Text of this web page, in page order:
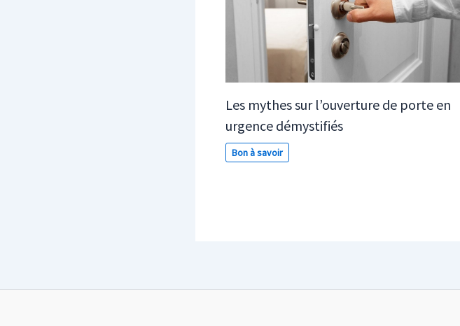
Les mythes sur l’ouverture de porte en
urgence démystifiés
Bon à savoir